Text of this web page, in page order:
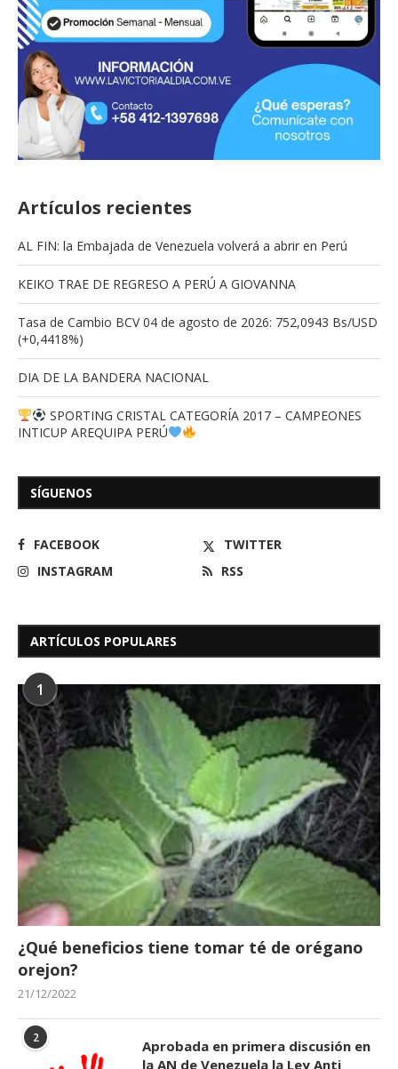
Artículos recientes
AL FIN: la Embajada de Venezuela volverá a abrir en Perú
KEIKO TRAE DE REGRESO A PERÚ A GIOVANNA
Tasa de Cambio BCV 04 de agosto de 2026: 752,0943 Bs/USD
(+0,4418%)
DIA DE LA BANDERA NACIONAL
SPORTING CRISTAL CATEGORÍA 2017 – CAMPEONES
INTICUP AREQUIPA PERÚ
SÍGUENOS
FACEBOOK
TWITTER
INSTAGRAM
RSS
ARTÍCULOS POPULARES
1
¿Qué beneficios tiene tomar té de orégano
orejon?
21/12/2022
2
Aprobada en primera discusión en
la AN de Venezuela la Ley Anti